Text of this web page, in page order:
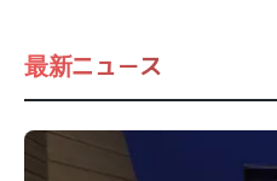
最新ニュース